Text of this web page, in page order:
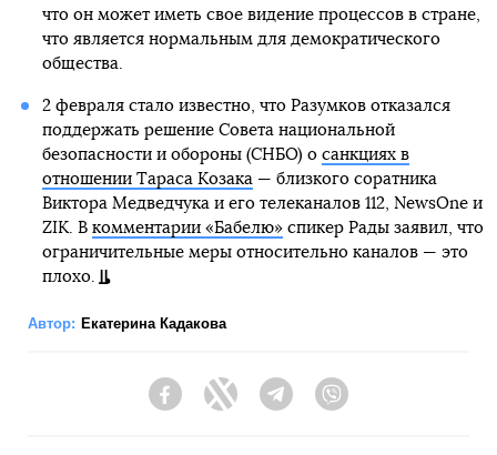
что он может иметь свое видение процессов в стране,
что является нормальным для демократического
общества.
2 февраля стало известно, что Разумков отказался
поддержать решение Совета национальной
безопасности и обороны (СНБО) о санкциях в
отношении Тараса Козака — близкого соратника
Виктора Медведчука и его телеканалов 112, NewsOne и
ZIK. В комментарии «Бабелю»спикер Рады заявил, что
ограничительные меры относительно каналов — это
плохо.
Автор: Екатерина Кадакова
FacebookTwitter Telegram